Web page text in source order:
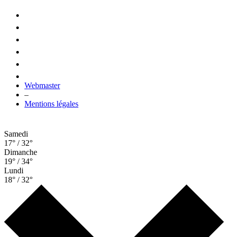
Webmaster
–
Mentions légales
Samedi
17° / 32°
Dimanche
19° / 34°
Lundi
18° / 32°